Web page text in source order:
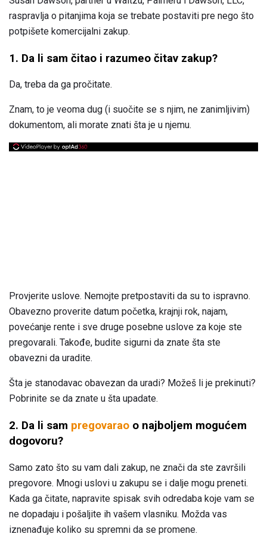
raspravlja o pitanjima koja se trebate postaviti pre nego što
potpišete komercijalni zakup.
1. Da li sam čitao i razumeo čitav zakup?
Da, treba da ga pročitate.
Znam, to je veoma dug (i suočite se s njim, ne zanimljivim)
dokumentom, ali morate znati šta je u njemu.
Provjerite uslove. Nemojte pretpostaviti da su to ispravno.
Obavezno proverite datum početka, krajnji rok, najam,
povećanje rente i sve druge posebne uslove za koje ste
pregovarali. Takođe, budite sigurni da znate šta ste
obavezni da uradite.
Šta je stanodavac obavezan da uradi? Možeš li je prekinuti?
Pobrinite se da znate u šta upadate.
2. Da li sam pregovarao o najboljem mogućem
dogovoru?
Samo zato što su vam dali zakup, ne znači da ste završili
pregovore. Mnogi uslovi u zakupu se i dalje mogu preneti.
Kada ga čitate, napravite spisak svih odredaba koje vam se
ne dopadaju i pošaljite ih vašem vlasniku. Možda vas
iznenađuje koliko su spremni da se promene.